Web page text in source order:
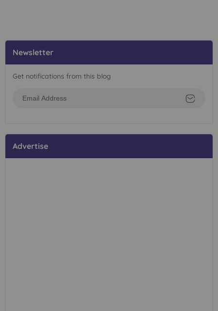
Newsletter
Get notifications from this blog
Advertise